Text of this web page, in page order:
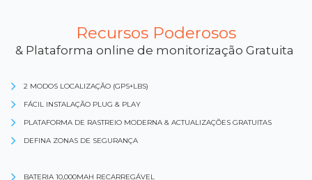
Recursos Poderosos
& Plataforma online de monitorização Gratuita
2 MODOS LOCALIZAÇÃO (GPS+LBS)
FÁCIL INSTALAÇÃO PLUG & PLAY
PLATAFORMA DE RASTREIO MODERNA & ACTUALIZAÇÕES GRATUITAS
DEFINA ZONAS DE SEGURANÇA
BATERIA 10,000MAH RECARREGÁVEL